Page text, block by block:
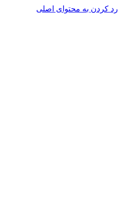
رد کردن به محتوای اصلی